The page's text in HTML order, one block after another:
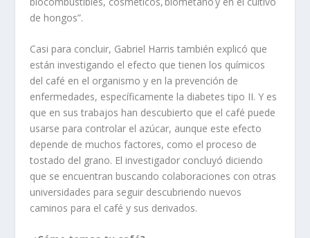
de hongos”.
Casi para concluir, Gabriel Harris también explicó que
están investigando el efecto que tienen los químicos
del café en el organismo y en la prevención de
enfermedades, específicamente la diabetes tipo II. Y es
que en sus trabajos han descubierto que el café puede
usarse para controlar el azúcar, aunque este efecto
depende de muchos factores, como el proceso de
tostado del grano. El investigador concluyó diciendo
que se encuentran buscando colaboraciones con otras
universidades para seguir descubriendo nuevos
caminos para el café y sus derivados.